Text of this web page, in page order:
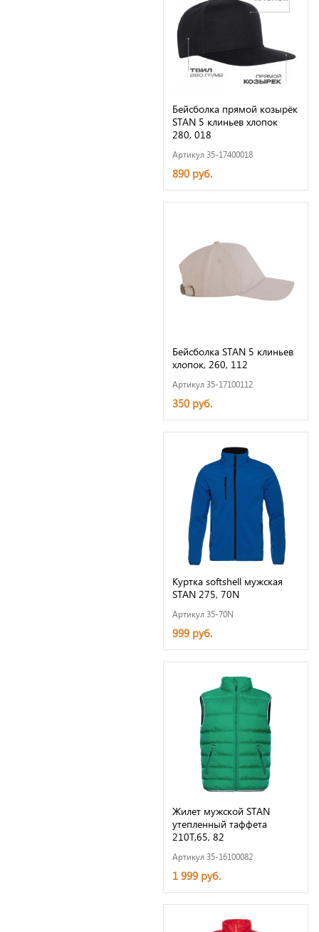
Бейсболка прямой козырёк
STAN 5 клиньев хлопок
280, 018
Артикул 35-17400018
890 руб.
Бейсболка STAN 5 клиньев
хлопок, 260, 112
Артикул 35-17100112
350 руб.
Куртка softshell мужская
STAN 275, 70N
Артикул 35-70N
999 руб.
Жилет мужской STAN
утепленный таффета
210T,65, 82
Артикул 35-16100082
1 999 руб.